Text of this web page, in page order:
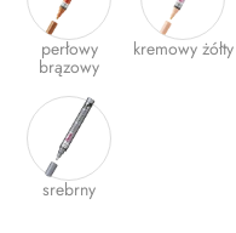
perłowy
brązowy
kremowy żółty
srebrny